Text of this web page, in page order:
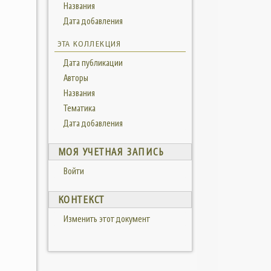
Названия
Дата добавления
ЭТА КОЛЛЕКЦИЯ
Дата публикации
Авторы
Названия
Тематика
Дата добавления
МОЯ УЧЕТНАЯ ЗАПИСЬ
Войти
КОНТЕКСТ
Изменить этот документ